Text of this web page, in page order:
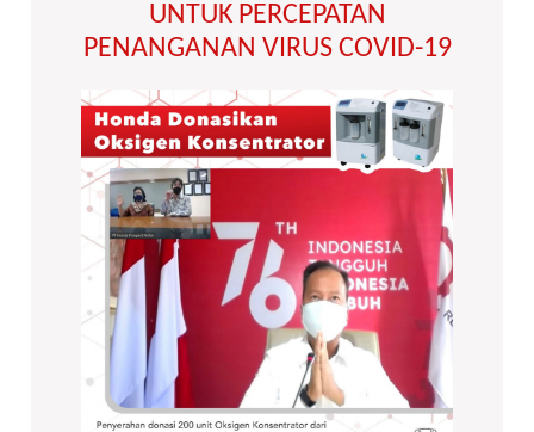
UNTUK PERCEPATAN
PENANGANAN VIRUS COVID-19